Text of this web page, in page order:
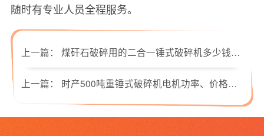
随时有专业人员全程服务。
上一篇： 煤矸石破碎用的二合一锤式破碎机多少钱一台
上一篇： 时产500吨重锤式破碎机电机功率、价格是多少？